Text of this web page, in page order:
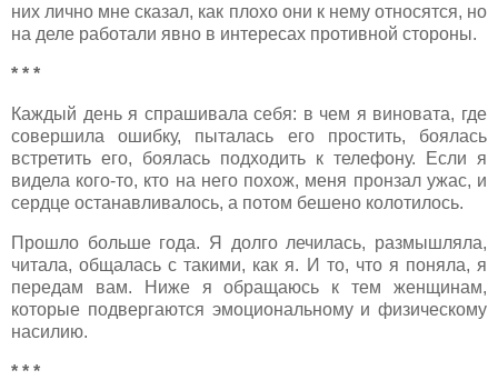
них лично мне сказал, как плохо они к нему относятся, но
на деле работали явно в интересах противной стороны.
* * *
Каждый день я спрашивала себя: в чем я виновата, где
совершила ошибку, пыталась его простить, боялась
встретить его, боялась подходить к телефону. Если я
видела кого-то, кто на него похож, меня пронзал ужас, и
сердце останавливалось, а потом бешено колотилось.
Прошло больше года. Я долго лечилась, размышляла,
читала, общалась с такими, как я. И то, что я поняла, я
передам вам. Ниже я обращаюсь к тем женщинам,
которые подвергаются эмоциональному и физическому
насилию.
* * *